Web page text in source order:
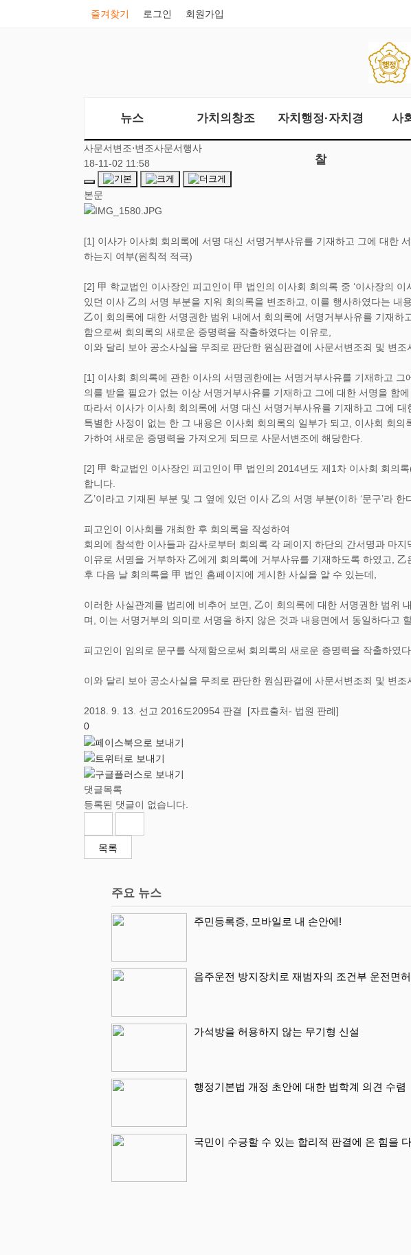
즐겨찾기 로그인 회원가입
뉴스 가치의창조 자치행정·자치경
찰
사
사문서변조⋅변조사문서행사
18-11-02 11:58
본문
[1] 이사가 이사회 회의록에 서명 대신 서명거부사유를 기재하고 그에 대한
하는지 여부(원칙적 적극)
[2] 甲 학교법인 이사장인 피고인이 甲 법인의 이사회 회의록 중 ‘이사장의
있던 이사 乙의 서명 부분을 지워 회의록을 변조하고, 이를 행사하였다는 내
乙이 회의록에 대한 서명권한 범위 내에서 회의록에 서명거부사유를 기재
함으로써 회의록의 새로운 증명력을 작출하였다는 이유로,
이와 달리 보아 공소사실을 무죄로 판단한 원심판결에 사문서변조죄 및 변
[1] 이사회 회의록에 관한 이사의 서명권한에는 서명거부사유를 기재하고
의를 받을 필요가 없는 이상 서명거부사유를 기재하고 그에 대한 서명을 함
따라서 이사가 이사회 회의록에 서명 대신 서명거부사유를 기재하고 그에 대
특별한 사정이 없는 한 그 내용은 이사회 회의록의 일부가 되고, 이사회 회
가하여 새로운 증명력을 가져오게 되므로 사문서변조에 해당한다.
[2] 甲 학교법인 이사장인 피고인이 甲 법인의 2014년도 제1차 이사회 회의
합니다.
乙’이라고 기재된 부분 및 그 옆에 있던 이사 乙의 서명 부분(이하 ‘문구’라
피고인이 이사회를 개최한 후 회의록을 작성하여
회의에 참석한 이사들과 감사로부터 회의록 각 페이지 하단의 간서명과 마
이유로 서명을 거부하자 乙에게 회의록에 거부사유를 기재하도록 하였고,
후 다음 날 회의록을 甲 법인 홈페이지에 게시한 사실을 알 수 있는데,
이러한 사실관계를 법리에 비추어 보면, 乙이 회의록에 대한 서명권한 범위
며, 이는 서명거부의 의미로 서명을 하지 않은 것과 내용면에서 동일하다고
피고인이 임의로 문구를 삭제함으로써 회의록의 새로운 증명력을 작출하였
이와 달리 보아 공소사실을 무죄로 판단한 원심판결에 사문서변조죄 및 변
2018. 9. 13. 선고 2016도20954 판결 [자료출처- 법원 판례]
0
댓글목록
등록된 댓글이 없습니다.
목록
주요 뉴스
주민등록증, 모바일로 내 손안에!
음주운전 방지장치로 재범자의 조건부 운전면
가석방을 허용하지 않는 무기형 신설
행정기본법 개정 초안에 대한 법학계 의견 수렴
국민이 수긍할 수 있는 합리적 판결에 온 힘을